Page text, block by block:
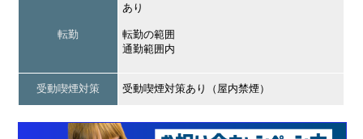
転勤
あり
転勤の範囲
通勤範囲内
受動喫煙対策 受動喫煙対策あり（屋内禁煙）